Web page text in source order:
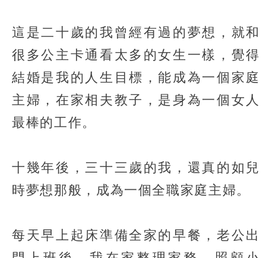
這是二十歲的我曾經有過的夢想，就和
很多公主卡通看太多的女生一樣，覺得
結婚是我的人生目標，能成為一個家庭
主婦，在家相夫教子，是身為一個女人
最棒的工作。
十幾年後，三十三歲的我，還真的如兒
時夢想那般，成為一個全職家庭主婦。
每天早上起床準備全家的早餐，老公出